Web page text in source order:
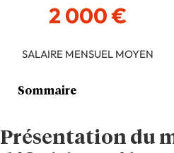
Présentation du
2 000 €
SALAIRE MENSUEL MOYEN
Sommaire